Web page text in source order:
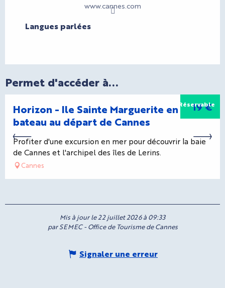
www.cannes.com
Langues parlées
Langues parlées
Permet d'accéder à...
19€
Horizon - Ile Sainte Marguerite en
bateau au départ de Cannes
Profiter d'une excursion en mer pour découvrir la baie
de Cannes et l'archipel des îles de Lerins.
Cannes
Réservable
Mis à jour le 22 juillet 2026 à 09:33
par SEMEC - Office de Tourisme de Cannes
Signaler une erreur